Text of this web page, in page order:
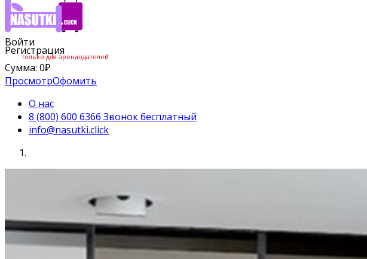
Войти
Регистрация
только для арендодателей
Сумма: 0₽
ПросмотрОфомить
О нас
8 (800) 600 6366 Звонок бесплатный
info@nasutki.click